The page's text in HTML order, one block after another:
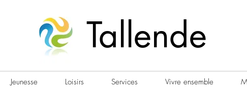
Tallende
Jeunesse Loisirs Services Vivre ensemble